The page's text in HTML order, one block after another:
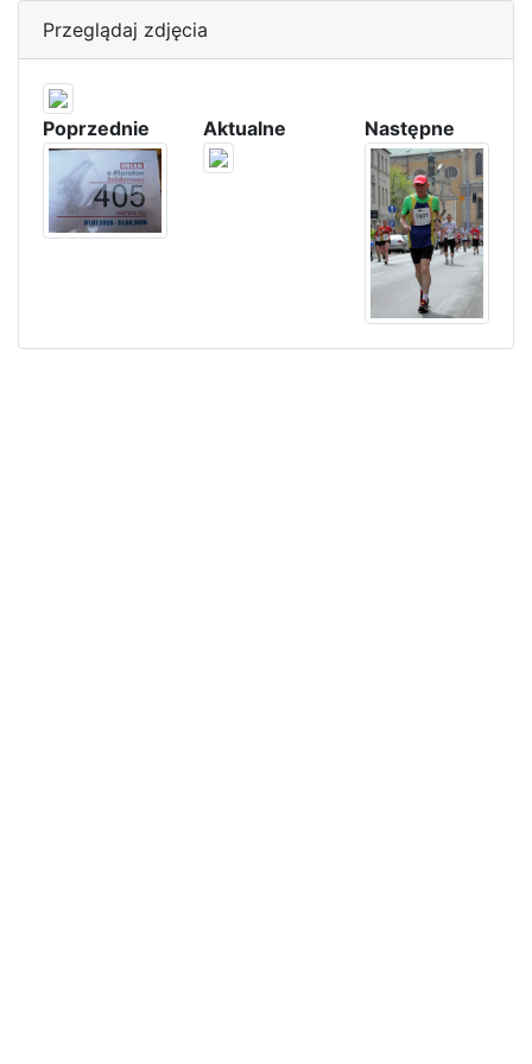
Przeglądaj zdjęcia
Poprzednie Aktualne Następne